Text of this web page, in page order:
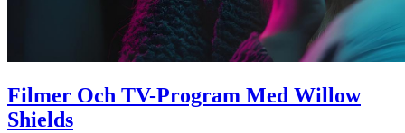
Filmer Och TV-Program Med Willow
Shields